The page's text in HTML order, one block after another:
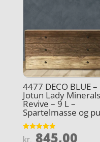
4477 DECO BLUE –
Jotun Lady Minerals
Revive – 9 L –
Spartelmasse og
Vurderet
kr. 845,00